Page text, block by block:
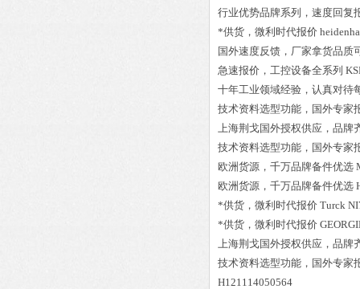
行业优势品牌系列，速度回复
*供货，微利时代报价
国外速度反馈，厂家拿货品质
急速报价，工控设备全系列
十年工业领域经验，认真对待
技术资料选型功能，国外专家
上海荆戈国外授权供应，品牌
技术资料选型功能，国外专家
欧洲货源，千万品牌备件优选
欧洲货源，千万品牌备件优选
*供货，微利时代报价 Turck
*供货，微利时代报价
上海荆戈国外授权供应，品牌
技术资料选型功能，国外专家
H121114050564